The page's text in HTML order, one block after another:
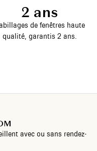
2 ans
de fenêtres haute
qualité, garantis 2 ans.
avec ou sans rendez-